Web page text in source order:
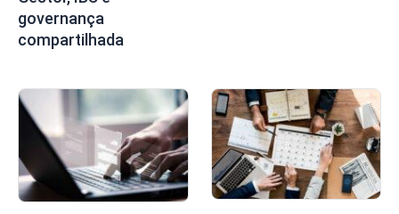
governança
compartilhada